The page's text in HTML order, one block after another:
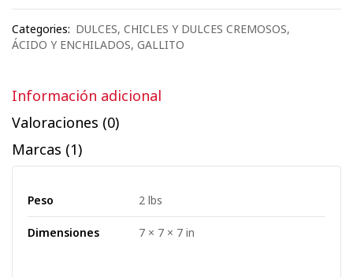
Categories: DULCES, CHICLES Y DULCES CREMOSOS,
ÁCIDO Y ENCHILADOS, GALLITO
Información adicional
Valoraciones (0)
Marcas (1)
Peso 2 lbs
Dimensiones 7 × 7 × 7 in